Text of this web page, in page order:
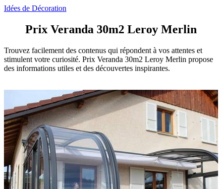
Idées de Décoration
Prix Veranda 30m2 Leroy Merlin
Trouvez facilement des contenus qui répondent à vos attentes et
stimulent votre curiosité. Prix Veranda 30m2 Leroy Merlin propose
des informations utiles et des découvertes inspirantes.